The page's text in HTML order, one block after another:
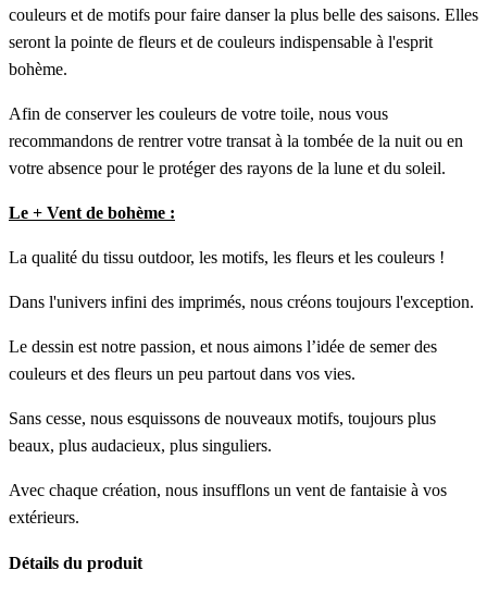
couleurs et de motifs pour faire danser la plus belle des saisons. Elles
seront la pointe de fleurs et de couleurs indispensable à l'esprit
bohème.
Afin de conserver les couleurs de votre toile, nous vous
recommandons de rentrer votre transat à la tombée de la nuit ou en
votre absence pour le protéger des rayons de la lune et du soleil.
Le + Vent de bohème :
La qualité du tissu outdoor, les motifs, les fleurs et les couleurs !
Dans l'univers infini des imprimés, nous créons toujours l'exception.
Le dessin est notre passion, et nous aimons l’idée de semer des
couleurs et des fleurs un peu partout dans vos vies.
Sans cesse, nous esquissons de nouveaux motifs, toujours plus
beaux, plus audacieux, plus singuliers.
Avec chaque création, nous insufflons un vent de fantaisie à vos
extérieurs.
Détails du produit